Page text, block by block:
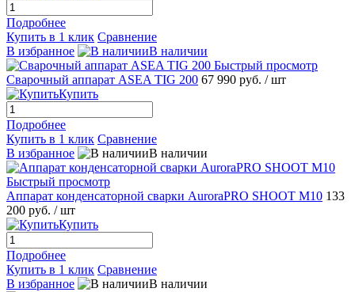
Подробнее
Купить в 1 клик Сравнение
В избранное
В наличии
Быстрый просмотр
Сварочный аппарат ASEA TIG 200 67 990 руб. / шт
Купить
Подробнее
Купить в 1 клик Сравнение
В избранное
В наличии
Быстрый просмотр
Аппарат конденсаторной сварки AuroraPRO SHOOT M10 133
200 руб. / шт
Купить
Подробнее
Купить в 1 клик Сравнение
В избранное
В наличии